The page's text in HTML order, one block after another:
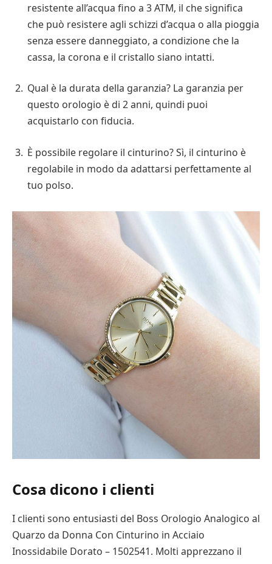
resistente all’acqua fino a 3 ATM, il che significa
che può resistere agli schizzi d’acqua o alla pioggia
senza essere danneggiato, a condizione che la
cassa, la corona e il cristallo siano intatti.
Qual è la durata della garanzia? La garanzia per
questo orologio è di 2 anni, quindi puoi
acquistarlo con fiducia.
È possibile regolare il cinturino? Sì, il cinturino è
regolabile in modo da adattarsi perfettamente al
tuo polso.
Cosa dicono i clienti
I clienti sono entusiasti del Boss Orologio Analogico al
Quarzo da Donna Con Cinturino in Acciaio
Inossidabile Dorato – 1502541. Molti apprezzano il